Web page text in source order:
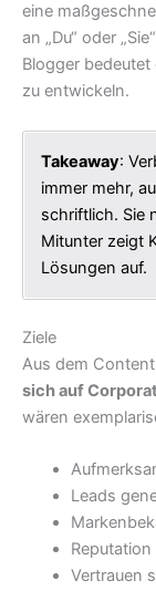
eine
an „Du“ oder
Blogger
zu entwickeln.
Takeaway:
immer mehr,
schriftlich. Sie
Mitunter zeigt
Lösungen auf.
Ziele
Aus dem
sich auf
wären
Leads
Vertrauen